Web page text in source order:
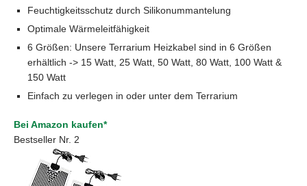
Feuchtigkeitsschutz durch Silikonummantelung
Optimale Wärmeleitfähigkeit
6 Größen: Unsere Terrarium Heizkabel sind in 6 Größen
erhältlich -> 15 Watt, 25 Watt, 50 Watt, 80 Watt, 100 Watt &
150 Watt
Einfach zu verlegen in oder unter dem Terrarium
Bei Amazon kaufen*
Bestseller Nr. 2